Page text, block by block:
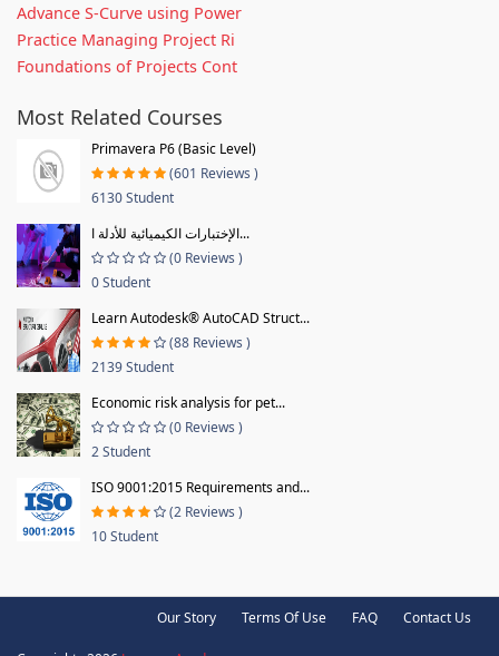
Advance S-Curve using Power
Practice Managing Project Ri
Foundations of Projects Cont
Most Related Courses
Primavera P6 (Basic Level)
(601 Reviews )
6130 Student
الإختبارات الكيميائية للأدلة ا...
(0 Reviews )
0 Student
Learn Autodesk® AutoCAD Struct...
(88 Reviews )
2139 Student
Economic risk analysis for pet...
(0 Reviews )
2 Student
ISO 9001:2015 Requirements and...
(2 Reviews )
10 Student
Our Story Terms Of Use FAQ Contact Us